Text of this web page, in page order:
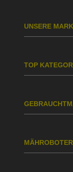
UNSERE
TOP
MÄHROBOTER